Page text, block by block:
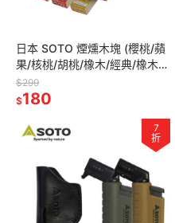
日本 SOTO 煙燻木塊 (櫻桃/蘋
果/核桃/胡桃/橡木/經典/橡木
桶)
$299
$180
7
折